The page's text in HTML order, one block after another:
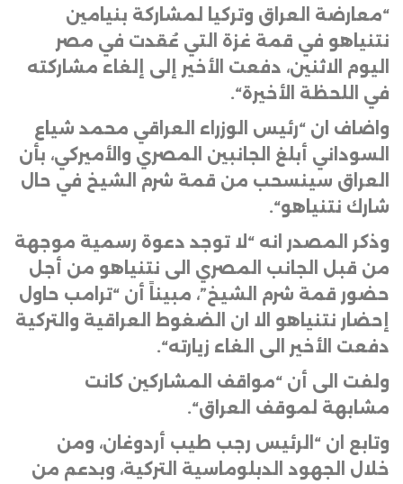
“معارضة العراق وتركيا لمشاركة بنيامين
نتنياهو في قمة غزة التي عُقدت في مصر
اليوم الاثنين، دفعت الأخير إلى إلغاء مشاركته
في اللحظة الأخيرة“.
واضاف ان “رئيس الوزراء العراقي محمد شياع
السوداني أبلغ الجانبين المصري والأميركي، بأن
العراق سينسحب من قمة شرم الشيخ في حال
شارك نتنياهو“.
وذكر المصدر انه “لا توجد دعوة رسمية موجهة
من قبل الجانب المصري الى نتنياهو من أجل
حضور قمة شرم الشيخ”، مبيناً أن “ترامب حاول
إحضار نتنياهو الا ان الضغوط العراقية والتركية
دفعت الأخير الى الغاء زيارته“.
ولفت الى أن “مواقف المشاركين كانت
مشابهة لموقف العراق“.
وتابع ان “الرئيس رجب طيب أردوغان، ومن
خلال الجهود الدبلوماسية التركية، وبدعم من